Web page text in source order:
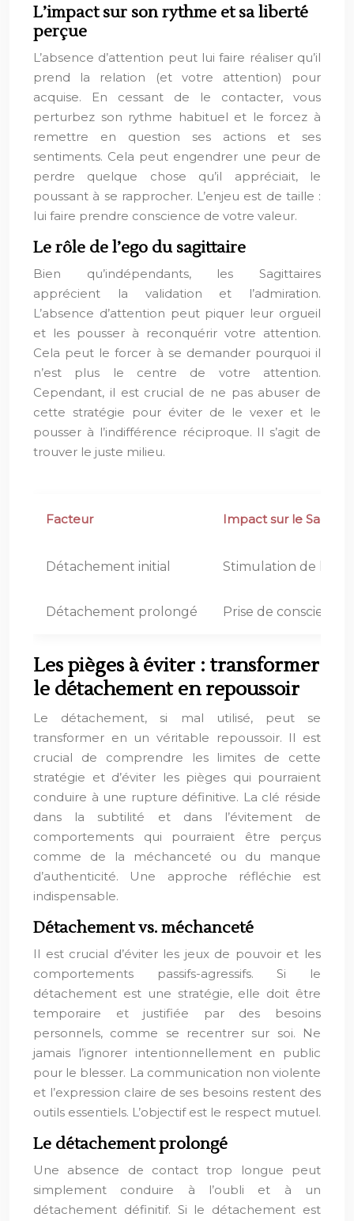
L’impact sur son rythme et sa liberté
perçue
L’absence d’attention peut lui faire réaliser qu’il
prend la relation (et votre attention) pour
acquise. En cessant de le contacter, vous
perturbez son rythme habituel et le forcez à
remettre en question ses actions et ses
sentiments. Cela peut engendrer une peur de
perdre quelque chose qu’il appréciait, le
poussant à se rapprocher. L’enjeu est de taille :
lui faire prendre conscience de votre valeur.
Le rôle de l’ego du sagittaire
Bien qu’indépendants, les Sagittaires
apprécient la validation et l’admiration.
L’absence d’attention peut piquer leur orgueil
et les pousser à reconquérir votre attention.
Cela peut le forcer à se demander pourquoi il
n’est plus le centre de votre attention.
Cependant, il est crucial de ne pas abuser de
cette stratégie pour éviter de le vexer et le
pousser à l’indifférence réciproque. Il s’agit de
trouver le juste milieu.
Facteur Impact sur le
Détachement initial Stimulation de
Détachement prolongé Prise de
Les pièges à éviter : transformer
le détachement en repoussoir
Le détachement, si mal utilisé, peut se
transformer en un véritable repoussoir. Il est
crucial de comprendre les limites de cette
stratégie et d’éviter les pièges qui pourraient
conduire à une rupture définitive. La clé réside
dans la subtilité et dans l’évitement de
comportements qui pourraient être perçus
comme de la méchanceté ou du manque
d’authenticité. Une approche réfléchie est
indispensable.
Détachement vs. méchanceté
Il est crucial d’éviter les jeux de pouvoir et les
comportements passifs-agressifs. Si le
détachement est une stratégie, elle doit être
temporaire et justifiée par des besoins
personnels, comme se recentrer sur soi. Ne
jamais l’ignorer intentionnellement en public
pour le blesser. La communication non violente
et l’expression claire de ses besoins restent des
outils essentiels. L’objectif est le respect mutuel.
Le détachement prolongé
Une absence de contact trop longue peut
simplement conduire à l’oubli et à un
détachement définitif. Si le détachement est